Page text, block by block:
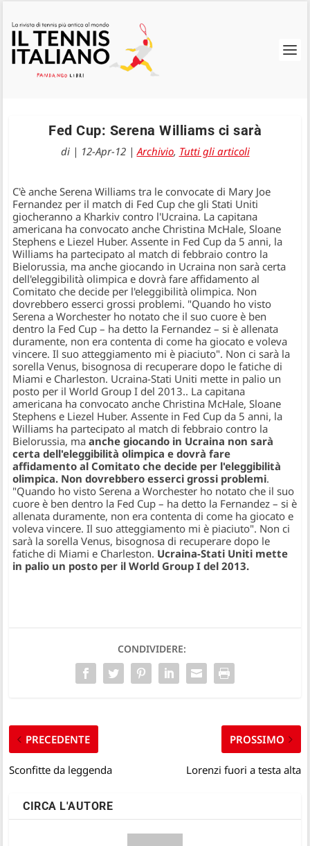
Fed Cup: Serena Williams ci sarà
di | 12-Apr-12|Archivio, Tutti gli articoli
C'è anche Serena Williams tra le convocate di Mary Joe
Fernandez per il match di Fed Cup che gli Stati Uniti
giocheranno a Kharkiv contro l'Ucraina. La capitana
americana ha convocato anche Christina McHale, Sloane
Stephens e Liezel Huber. Assente in Fed Cup da 5 anni, la
Williams ha partecipato al match di febbraio contro la
Bielorussia, ma anche giocando in Ucraina non sarà certa
dell'eleggibilità olimpica e dovrà fare affidamento al
Comitato che decide per l'eleggibilità olimpica. Non
dovrebbero esserci grossi problemi. "Quando ho visto
Serena a Worchester ho notato che il suo cuore è ben
dentro la Fed Cup – ha detto la Fernandez – si è allenata
duramente, non era contenta di come ha giocato e voleva
vincere. Il suo atteggiamento mi è piaciuto". Non ci sarà la
sorella Venus, bisognosa di recuperare dopo le fatiche di
Miami e Charleston. Ucraina-Stati Uniti mette in palio un
posto per il World Group I del 2013.. La capitana
americana ha convocato anche Christina McHale, Sloane
Stephens e Liezel Huber. Assente in Fed Cup da 5 anni, la
Williams ha partecipato al match di febbraio contro la
Bielorussia, maanche giocando in Ucraina non sarà
certa dell'eleggibilità olimpica e dovrà fare
affidamento al Comitato che decide per l'eleggibilità
olimpica. Non dovrebbero esserci grossi problemi.
"Quando ho visto Serena a Worchester ho notato che il suo
cuore è ben dentro la Fed Cup – ha detto la Fernandez – si è
allenata duramente, non era contenta di come ha giocato e
voleva vincere. Il suo atteggiamento mi è piaciuto". Non ci
sarà la sorella Venus, bisognosa di recuperare dopo le
fatiche di Miami e Charleston. Ucraina-Stati Uniti mette
in palio un posto per il World Group I del 2013.
CONDIVIDERE:
PRECEDENTE
Sconfitte da leggenda
PROSSIMO
Lorenzi fuori a testa alta
CIRCA L'AUTORE